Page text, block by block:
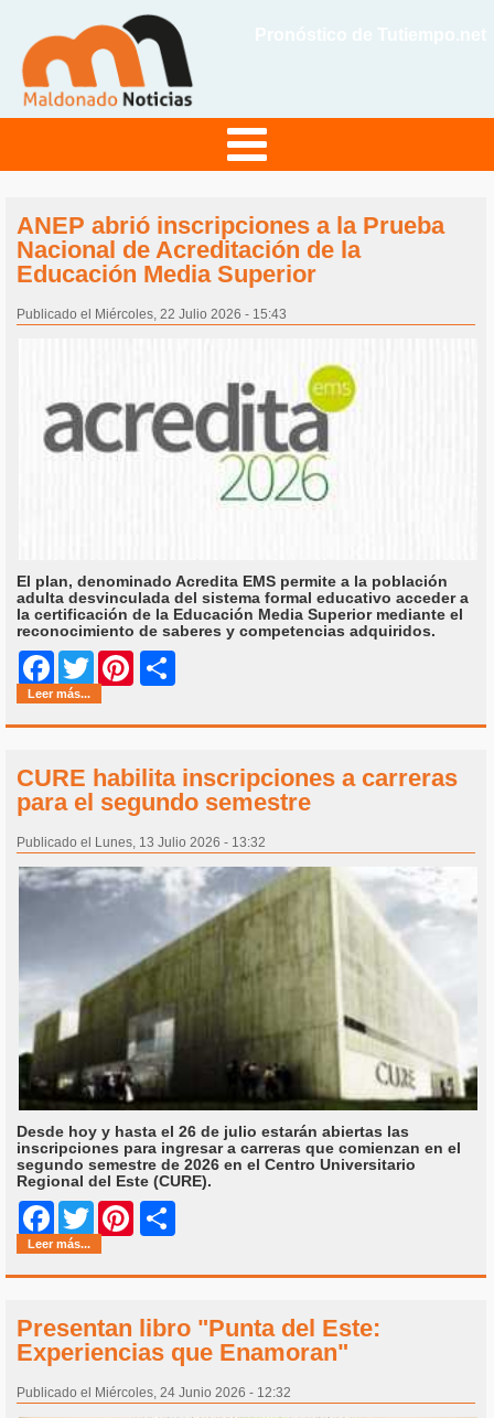
ANEP abrió inscripciones a la Prueba
Nacional de Acreditación de la
Educación Media Superior
Publicado el Miércoles, 22 Julio 2026 - 15:43
El plan, denominado Acredita EMS permite a la población
adulta desvinculada del sistema formal educativo acceder a
la certificación de la Educación Media Superior mediante el
reconocimiento de saberes y competencias adquiridos.
Facebook
Twitter Pinterest
Leer más...
CURE habilita inscripciones a carreras
para el segundo semestre
Publicado el Lunes, 13 Julio 2026 - 13:32
Desde hoy y hasta el 26 de julio estarán abiertas las
inscripciones para ingresar a carreras que comienzan en el
segundo semestre de 2026 en el Centro Universitario
Regional del Este (CURE).
Facebook
Twitter Pinterest
Leer más...
Presentan libro "Punta del Este:
Experiencias que Enamoran"
Publicado el Miércoles, 24 Junio 2026 - 12:32